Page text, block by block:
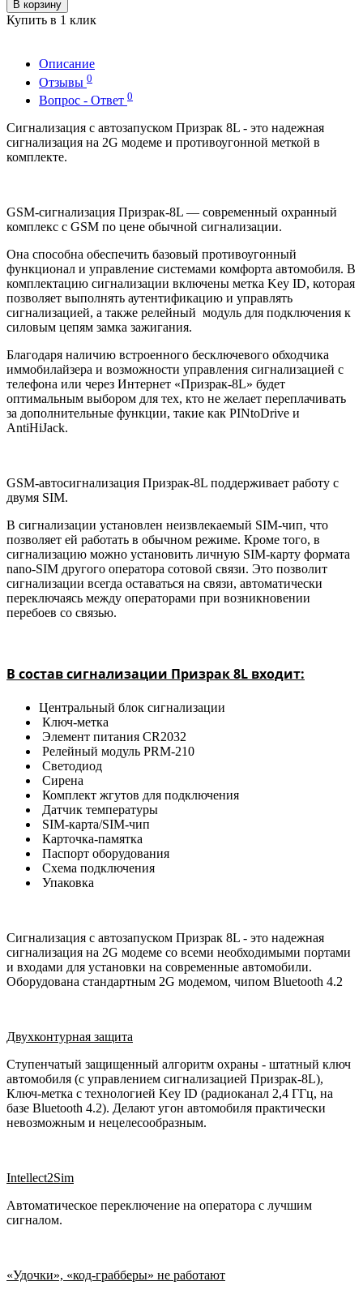
В корзину
Купить в 1 клик
Описание
Отзывы 0
Вопрос - Ответ 0
Сигнализация с автозапуском Призрак 8L - это надежная
сигнализация на 2G модеме и противоугонной меткой в
комплекте.
GSM-сигнализация Призрак-8L — современный охранный
комплекс с GSM по цене обычной сигнализации.
Она способна обеспечить базовый противоугонный
функционал и управление системами комфорта автомобиля. В
комплектацию сигнализации включены метка Key ID, которая
позволяет выполнять аутентификацию и управлять
сигнализацией, а также релейный модуль для подключения к
силовым цепям замка зажигания.
Благодаря наличию встроенного бесключевого обходчика
иммобилайзера и возможности управления сигнализацией с
телефона или через Интернет «Призрак-8L» будет
оптимальным выбором для тех, кто не желает переплачивать
за дополнительные функции, такие как PINtoDrive и
AntiHiJack.
GSM-автосигнализация Призрак-8L поддерживает работу с
двумя SIM.
В сигнализации установлен неизвлекаемый SIM-чип, что
позволяет ей работать в обычном режиме. Кроме того, в
сигнализацию можно установить личную SIM-карту формата
nano-SIM другого оператора сотовой связи. Это позволит
сигнализации всегда оставаться на связи, автоматически
переключаясь между операторами при возникновении
перебоев со связью.
В состав сигнализации Призрак 8L входит:
Центральный блок сигнализации
Ключ-метка
Элемент питания CR2032
Релейный модуль PRM-210
Светодиод
Сирена
Комплект жгутов для подключения
Датчик температуры
SIM-карта/SIM-чип
Карточка-памятка
Паспорт оборудования
Схема подключения
Упаковка
Сигнализация с автозапуском Призрак 8L - это надежная
сигнализация на 2G модеме со всеми необходимыми портами
и входами для установки на современные автомобили.
Оборудована стандартным 2G модемом, чипом Bluetooth 4.2
Двухконтурная защита
Ступенчатый защищенный алгоритм охраны - штатный ключ
автомобиля (с управлением сигнализацией Призрак-8L),
Ключ-метка с технологией Key ID (радиоканал 2,4 ГГц, на
базе Bluetooth 4.2). Делают угон автомобиля практически
невозможным и нецелесообразным.
Intellect2Sim
Автоматическое переключение на оператора с лучшим
сигналом.
«Удочки», «код-грабберы» не работают